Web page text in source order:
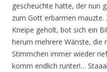
gescheuchte hatte, der nun
zum Gott erbarmen
Kneipe geholt, bot sich ein
herum mehrere Wänste, die
Stimmchen immer wieder
komm endlich runter!…